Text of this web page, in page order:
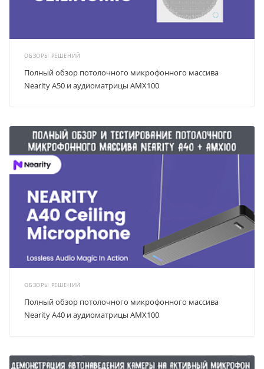
ОБЗОРЫ РЕШЕНИЙ
Полный обзор потолочного микрофонного массива
Nearity A50 и аудиоматрицы AMX100
ОБЗОРЫ РЕШЕНИЙ
Полный обзор потолочного микрофонного массива
Nearity A40 и аудиоматрицы AMX100